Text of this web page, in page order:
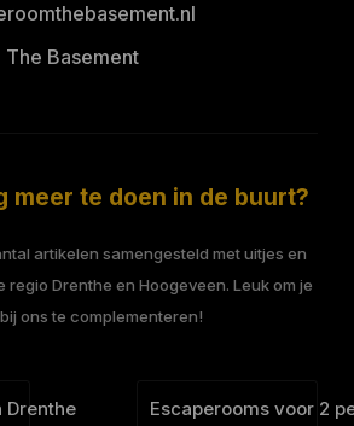
Basement
meer te doen in de buurt?
artikelen samengesteld met uitjes en
regio Drenthe en Hoogeveen. Leuk om je
ons te complementeren!
Drenthe Escaperooms voor 2